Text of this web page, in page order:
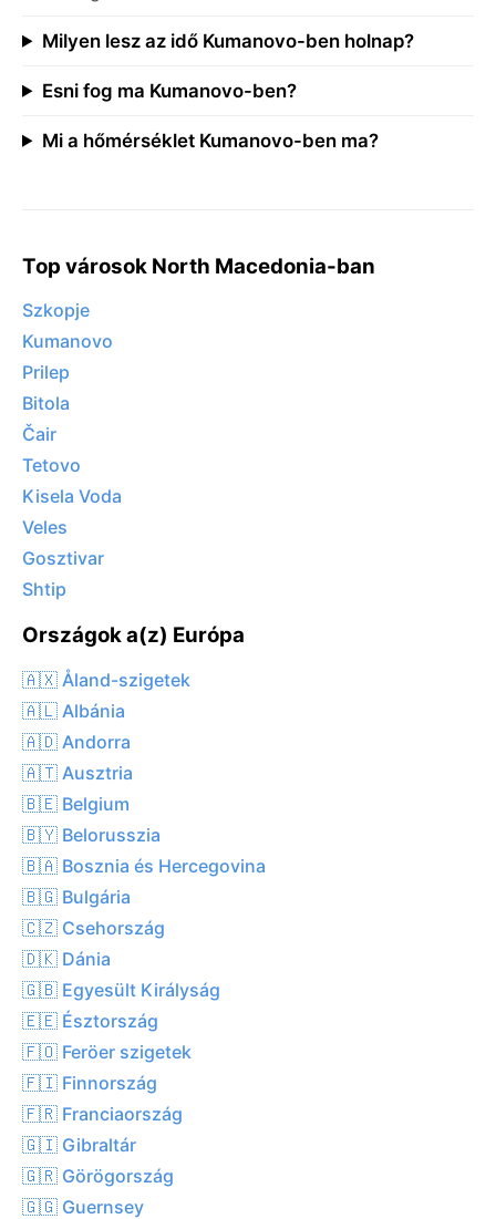
Milyen lesz az idő Kumanovo-ben holnap?
Esni fog ma Kumanovo-ben?
Mi a hőmérséklet Kumanovo-ben ma?
Top városok North Macedonia-ban
Szkopje
Kumanovo
Prilep
Bitola
Čair
Tetovo
Kisela Voda
Veles
Gosztivar
Shtip
Országok a(z) Európa
🇦🇽 Åland-szigetek
🇦🇱 Albánia
🇦🇩 Andorra
🇦🇹 Ausztria
🇧🇪 Belgium
🇧🇾 Belorusszia
🇧🇦 Bosznia és Hercegovina
🇧🇬 Bulgária
🇨🇿 Csehország
🇩🇰 Dánia
🇬🇧 Egyesült Királyság
🇪🇪 Észtország
🇫🇴 Feröer szigetek
🇫🇮 Finnország
🇫🇷 Franciaország
🇬🇮 Gibraltár
🇬🇷 Görögország
🇬🇬 Guernsey